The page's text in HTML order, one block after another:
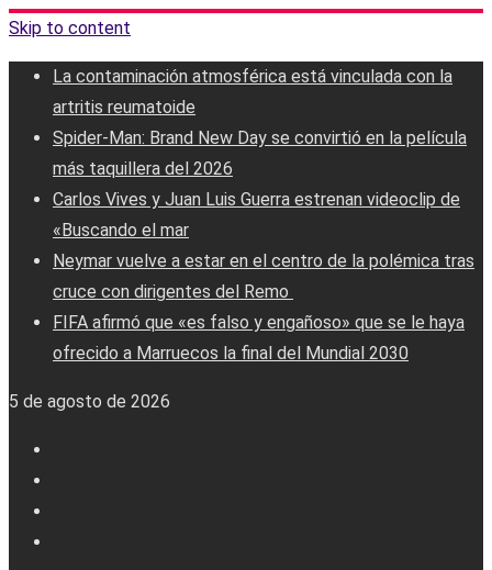
Skip to content
La contaminación atmosférica está vinculada con la
artritis reumatoide
Spider-Man: Brand New Day se convirtió en la película
más taquillera del 2026
Carlos Vives y Juan Luis Guerra estrenan videoclip de
«Buscando el mar
Neymar vuelve a estar en el centro de la polémica tras
cruce con dirigentes del Remo ‎
FIFA afirmó que «es falso y engañoso» que se le haya
ofrecido a Marruecos la final del Mundial 2030
5 de agosto de 2026